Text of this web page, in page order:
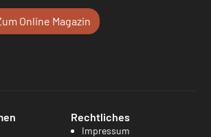
Online Magazin
Rechtliches
Impressum